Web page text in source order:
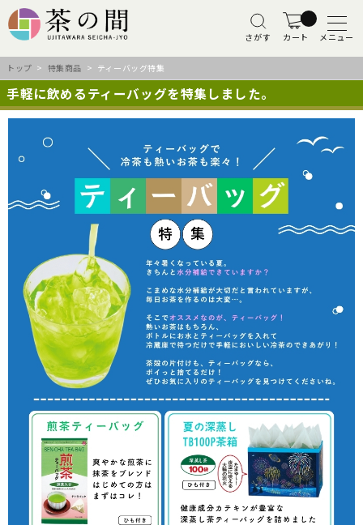
さがす カート メニュー
トップ > 特集商品 > ティーバッグ特集
手軽に飲めるティーバッグを特集しました。